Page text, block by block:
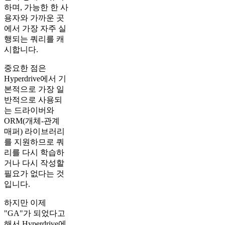
하며, 가능한 한 사
용자와 가까운 곳
에서 가장 자주 실
행되는 쿼리를 캐
시합니다.
중요한 점은
Hyperdrive에서 기
본적으로 가장 일
반적으로 사용되
는 드라이버와
ORM(개체-관계
매퍼) 라이브러리
를 지원하므로 쿼
리를 다시 학습하
거나 다시 작성할
필요가 없다는 것
입니다.
하지만 이제
"GA"가 되었다고